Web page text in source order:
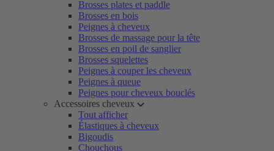
Brosses plates et paddle
Brosses en bois
Peignes à cheveux
Brosses de massage pour la tête
Brosses en poil de sanglier
Brosses squelettes
Peignes à couper les cheveux
Peignes à queue
Peignes pour cheveux bouclés
Accessoires cheveux
Tout afficher
Élastiques à cheveux
Bigoudis
Chouchous